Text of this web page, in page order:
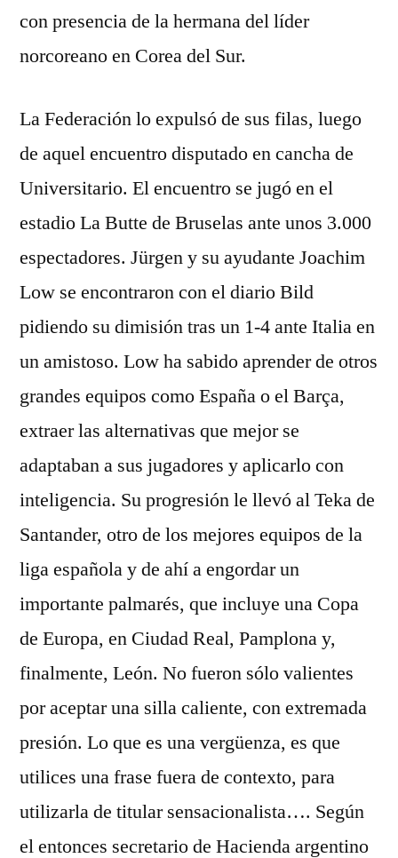
con presencia de la hermana del líder
norcoreano en Corea del Sur.
La Federación lo expulsó de sus filas, luego
de aquel encuentro disputado en cancha de
Universitario. El encuentro se jugó en el
estadio La Butte de Bruselas ante unos 3.000
espectadores. Jürgen y su ayudante Joachim
Low se encontraron con el diario Bild
pidiendo su dimisión tras un 1-4 ante Italia en
un amistoso. Low ha sabido aprender de otros
grandes equipos como España o el Barça,
extraer las alternativas que mejor se
adaptaban a sus jugadores y aplicarlo con
inteligencia. Su progresión le llevó al Teka de
Santander, otro de los mejores equipos de la
liga española y de ahí a engordar un
importante palmarés, que incluye una Copa
de Europa, en Ciudad Real, Pamplona y,
finalmente, León. No fueron sólo valientes
por aceptar una silla caliente, con extremada
presión. Lo que es una vergüenza, es que
utilices una frase fuera de contexto, para
utilizarla de titular sensacionalista…. Según
el entonces secretario de Hacienda argentino